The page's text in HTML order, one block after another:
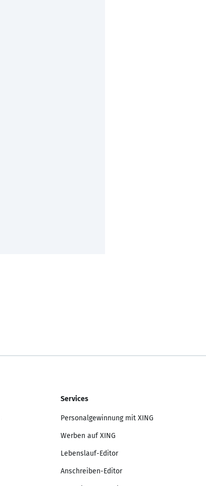
Services
Personalgewinnung mit XING
Werben auf XING
Lebenslauf-Editor
Anschreiben-Editor